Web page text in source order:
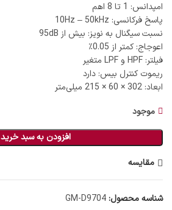
امپدانس: 1 تا 8 اهم
پاسخ فرکانسی: 10Hz – 50kHz
نسبت سیگنال به نویز: بیش از 95dB
اعوجاج: کمتر از 0.05٪
فیلتر: HPF و LPF متغیر
ریموت کنترل بیس: دارد
ابعاد: 302 × 60 × 215 میلی‌متر
موجود
افزودن به سبد خرید
مقایسه
شناسه محصول:GM-D9704